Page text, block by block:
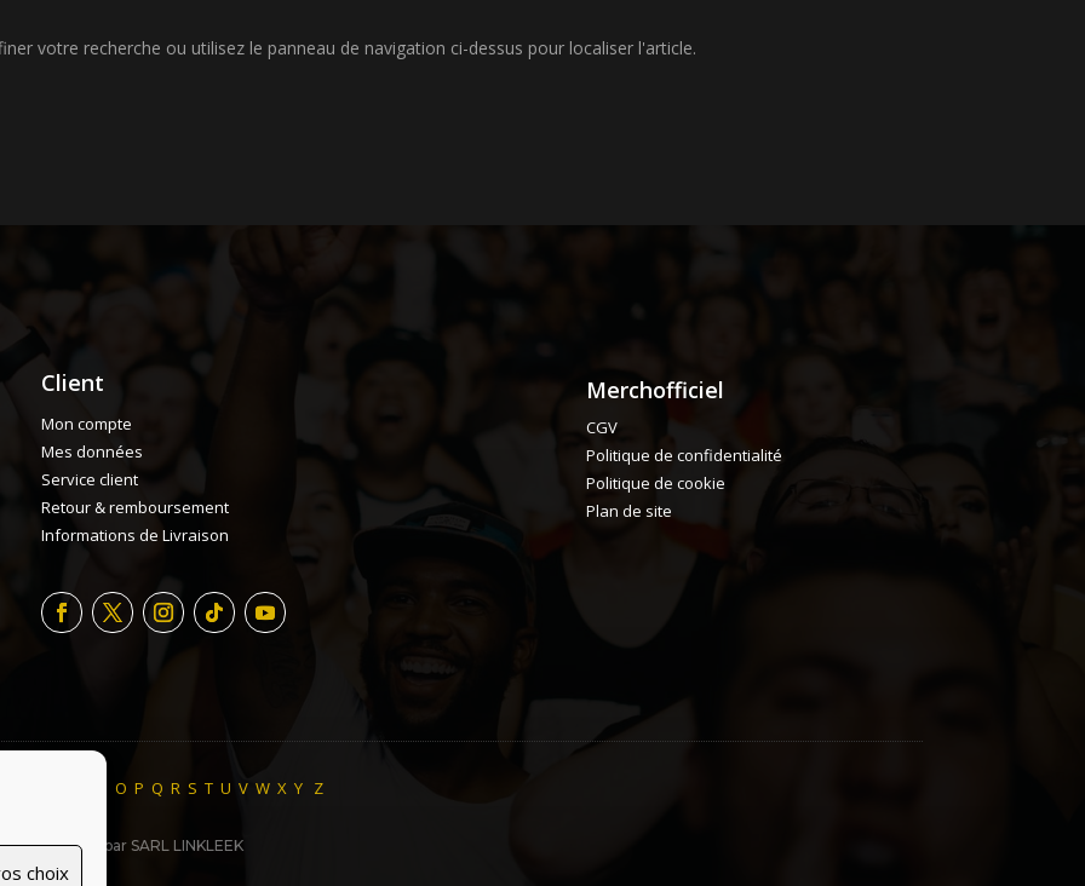
choix
votre recherche ou utilisez le panneau de navigation ci-dessus pour localiser l'article.
Client
Mon compte
Mes données
Service client
Retour & remboursement
Informations de Livraison
Merchofficiel
CGV
Politique de confidentialité
Politique de cookie
Plan de site
O P Q R S T U V W X Y Z
with ♥ par SARL LINKLEEK